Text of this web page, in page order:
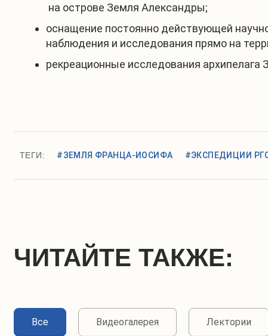
на острове Земля Александры;
оснащение постоянно действующей
наблюдения и исследования прямо на
рекреационные исследования
ТЕГИ: #ЗЕМЛЯ ФРАНЦА-ИОСИФА #ЭКСПЕДИЦИИ
ЧИТАЙТЕ ТАКЖЕ:
Все Видеогалерея Лектории